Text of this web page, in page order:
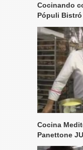
Cocinando
Pópuli
Cocina
Panettone